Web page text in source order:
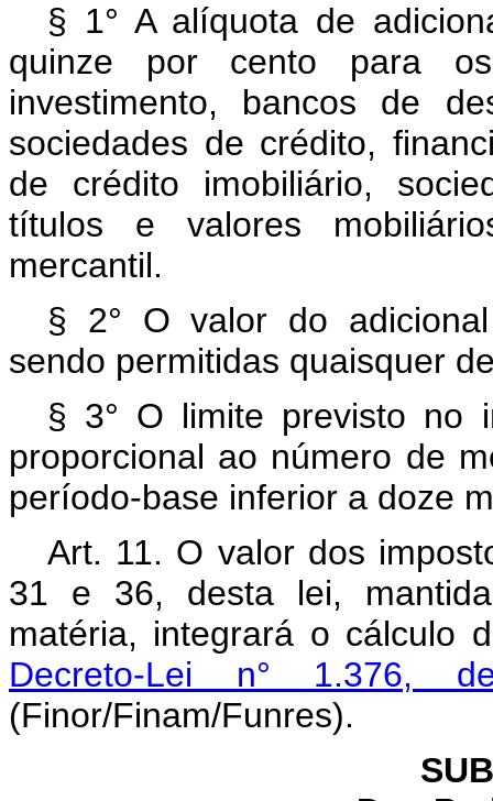
§ 1° A alíquota de
quinze por cento para
investimento, bancos de
sociedades de crédito,
de crédito imobiliário,
títulos e valores
mercantil.
§ 2° O valor do
sendo permitidas quaisquer
§ 3° O limite previsto no
proporcional ao número de
período-base inferior a doze
Art. 11. O valor dos
31 e 36, desta lei,
matéria, integrará o cálculo
Decreto-Lei n° 1.376,
(Finor/Finam/Funres).